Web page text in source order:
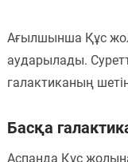
Ағылшынша Құс
аударылады.
галактиканың
Басқа
Аспанда Құс